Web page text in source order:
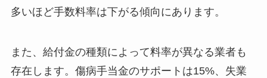
多いほど手数料率は下がる傾向にあります。
また、給付金の種類によって料率が異なる業者も
存在します。傷病手当金のサポートは15%、失業